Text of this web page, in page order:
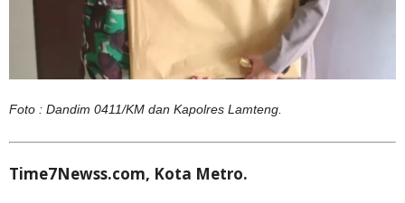
Foto : Dandim 0411/KM dan Kapolres Lamteng.
Time7Newss.com, Kota Metro.